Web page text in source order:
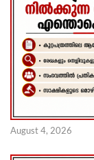
August 4, 2026